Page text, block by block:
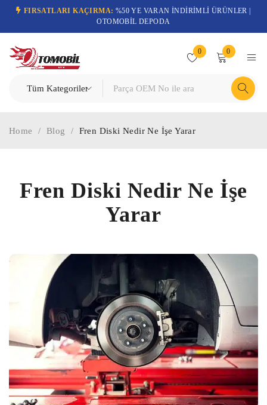
FIRSATLARI KAÇIRMA: %50 YE VARAN İNDİRİMLİ ÜRÜNLER |
OTOMOBİL DEPODA
0 0
Home / Blog / Fren Diski Nedir Ne İşe Yarar
Fren Diski Nedir Ne İşe
Yarar